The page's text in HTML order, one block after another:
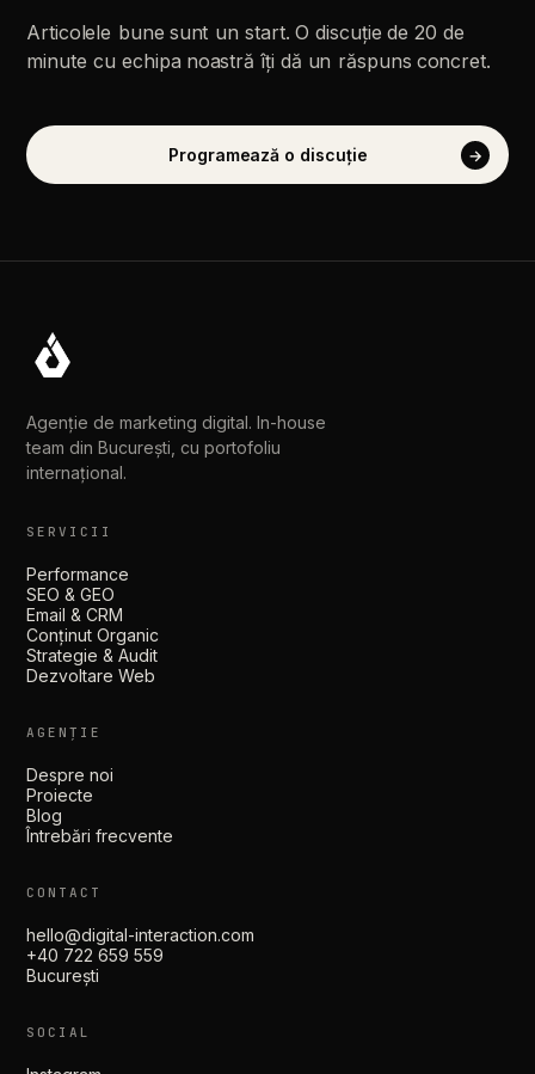
Articolele bune sunt un start. O discuție de 20 de
minute cu echipa noastră îți dă un răspuns concret.
Programează o discuție →
Agenție de marketing digital. In-house
team din București, cu portofoliu
internațional.
SERVICII
Performance
SEO & GEO
Email & CRM
Conținut Organic
Strategie & Audit
Dezvoltare Web
AGENȚIE
Despre noi
Proiecte
Blog
Întrebări frecvente
CONTACT
hello@digital-interaction.com
+40 722 659 559
București
SOCIAL